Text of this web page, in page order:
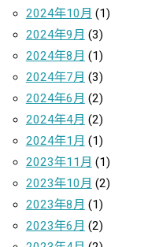
2024年10月 (1)
2024年9月 (3)
2024年8月 (1)
2024年7月 (3)
2024年6月 (2)
2024年4月 (2)
2024年1月 (1)
2023年11月 (1)
2023年10月 (2)
2023年8月 (1)
2023年6月 (2)